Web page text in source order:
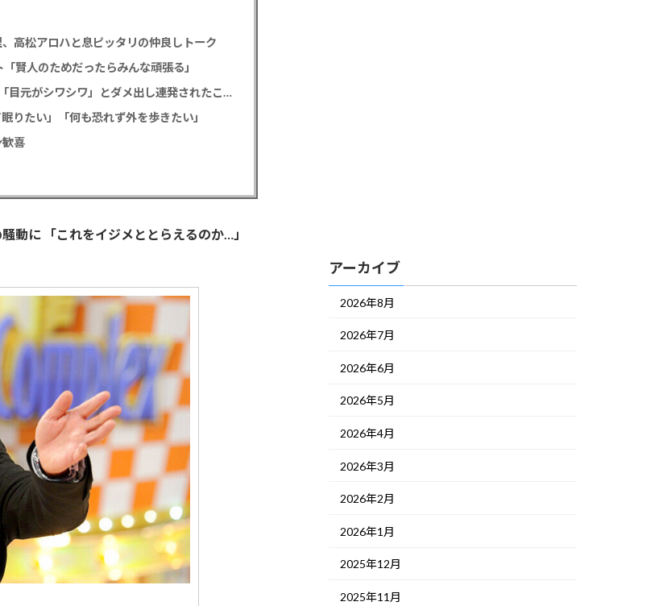
高松アロハと息ピッタリの仲良しトーク
賢人のためだったらみんな頑張る」
重岡大毅 「5秒で完全犯罪を生成する方法」田中みな実から「目元がシワシワ」とダメ出し連発されたことを暴露
たい」「何も恐れず外を歩きたい」
歓喜
動に 「これをイジメととらえるのか…」
アーカイブ
2026年8月
2026年7月
2026年6月
2026年5月
2026年4月
2026年3月
2026年2月
2026年1月
2025年12月
2025年11月